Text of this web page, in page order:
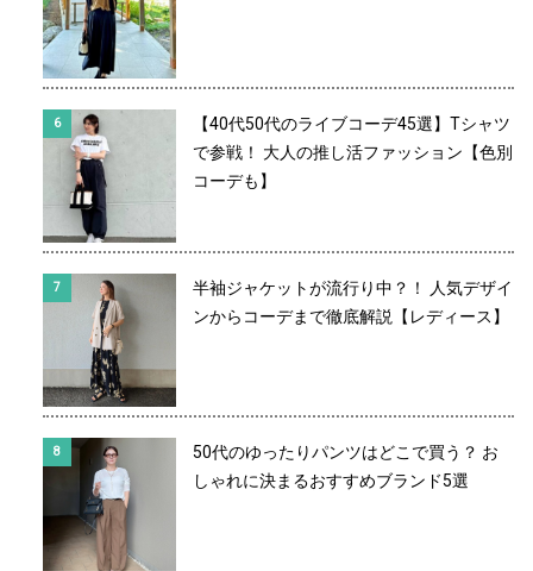
【40代50代のライブコーデ45選】Tシャツ
で参戦！ 大人の推し活ファッション【色別
コーデも】
半袖ジャケットが流行り中？！ 人気デザイ
ンからコーデまで徹底解説【レディース】
50代のゆったりパンツはどこで買う？ お
しゃれに決まるおすすめブランド5選